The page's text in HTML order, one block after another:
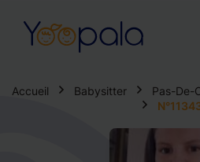
Accueil Babysitter Pas-De-